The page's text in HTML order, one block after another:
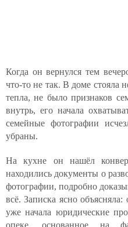
Когда он вернулся тем
что-то не так. В доме стояла
тепла, не было признаков
внутрь, его начала
семейные фотографии
убраны.
На кухне он нашёл
находились документы о
фотографии, подробно
всё. Записка ясно
уже начала юридические
опеке, основанное на